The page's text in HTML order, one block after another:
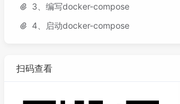
3、编写docker-compose
4、启动docker-compose
扫码查看